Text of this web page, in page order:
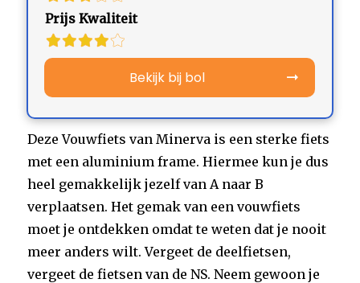
Prijs Kwaliteit
Bekijk bij bol
Deze Vouwfiets van Minerva is een sterke fiets
met een aluminium frame. Hiermee kun je dus
heel gemakkelijk jezelf van A naar B
verplaatsen. Het gemak van een vouwfiets
moet je ontdekken omdat te weten dat je nooit
meer anders wilt. Vergeet de deelfietsen,
vergeet de fietsen van de NS. Neem gewoon je